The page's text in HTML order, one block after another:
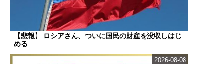
【悲報】 ロシアさん、ついに国民の財産を没収しはじ
める
2026-08-08